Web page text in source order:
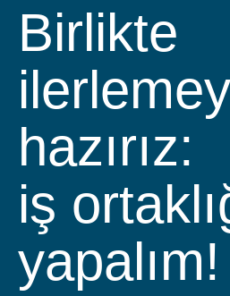
Birlikte
hazırız:
iş